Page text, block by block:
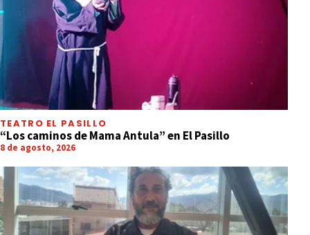
TEATRO EL PASILLO
“Los caminos de Mama Antula” en El Pasillo
8 de agosto, 2026